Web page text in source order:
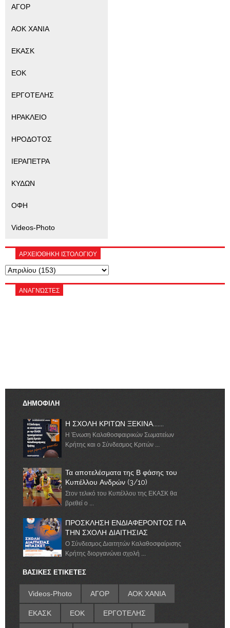
ΑΓΟΡ
ΑΟΚ ΧΑΝΙΑ
ΕΚΑΣΚ
ΕΟΚ
ΕΡΓΟΤΕΛΗΣ
ΗΡΑΚΛΕΙΟ
ΗΡΟΔΟΤΟΣ
ΙΕΡΑΠΕΤΡΑ
ΚΥΔΩΝ
ΟΦΗ
Videos-Photo
ΑΡΧΕΙΟΘΗΚΗ ΙΣΤΟΛΟΓΙΟΥ
ΑΝΑΓΝΏΣΤΕΣ
ΔΗΜΟΦΙΛΗ
Η ΣΧΟΛΗ ΚΡΙΤΩΝ ΞΕΚΙΝΑ.......
Η Ένωση Καλαθοσφαιρικών Σωματείων
Κρήτης και ο Σύνδεσμος Κριτών ...
Τα αποτελέσματα της Β φάσης του
Κυπέλλου Ανδρών (3/10)
Στον τελικό του Κυπέλλου της ΕΚΑΣΚ θα
βρεθεί ο ...
ΠΡΟΣΚΛΗΣΗ ΕΝΔΙΑΦΕΡΟΝΤΟΣ ΓΙΑ
ΤΗΝ ΣΧΟΛΗ ΔΙΑΙΤΗΣΙΑΣ
Ο Σύνδεσμος Διαιτητών Καλαθοσφαίρισης
Κρήτης διοργανώνει σχολή ...
ΒΑΣΙΚΕΣ ΕΤΙΚΕΤΕΣ
Videos-Photo ΑΓΟΡ ΑΟΚ ΧΑΝΙΑ
ΕΚΑΣΚ ΕΟΚ ΕΡΓΟΤΕΛΗΣ